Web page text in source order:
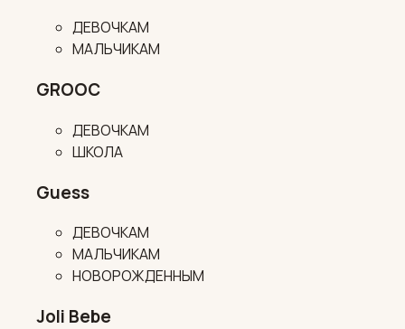
ДЕВОЧКАМ
МАЛЬЧИКАМ
GROOC
ДЕВОЧКАМ
ШКОЛА
Guess
ДЕВОЧКАМ
МАЛЬЧИКАМ
НОВОРОЖДЕННЫМ
Joli Bebe